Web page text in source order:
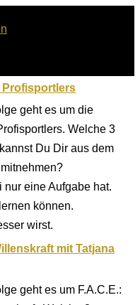
Profisportlers
geht es um die
Welche 3
Du Dir aus dem
nur eine Aufgabe hat.
können.
wirst.
mit Tatjana
geht es um F.A.C.E.: